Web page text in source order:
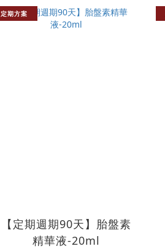
定期方案
【定期週期90天】胎盤素
精華液-20ml